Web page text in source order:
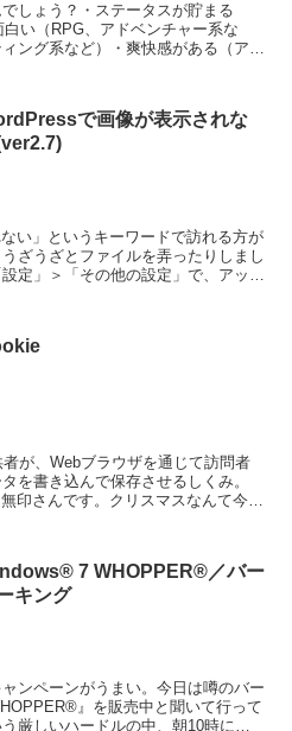
しょう？・ステータスが貯まる
白い（RPG、アドベンチャー系な
ング系など）・爽快感がある（アク
で画像が表示されな
い」というキーワードで訪れる方が
ざうざとファイルを弄ったりしまし
定」＞「その他の設定」で、アップ
が、Webブラウザを通じて訪問者
を書き込んで保存させるしくみ。
印さんです。クリスマスなんて今年
7 WHOPPER®／バー
キング
ンペーンがうまい。今日は噂のバー
』を販売中と聞いて行って
厳しいハードルの中、朝10時に間